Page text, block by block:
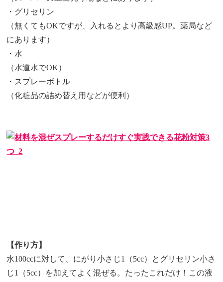
・グリセリン
（無くてもOKですが、入れるとより高級感UP。薬局など
にあります）
・水
（水道水でOK）
・スプレーボトル
（化粧品の詰め替え用などが便利）
【作り方】
水100ccに対して、にがり小さじ1（5cc）とグリセリン小さ
じ1（5cc）を加えてよく混ぜる。 たったこれだけ！この液